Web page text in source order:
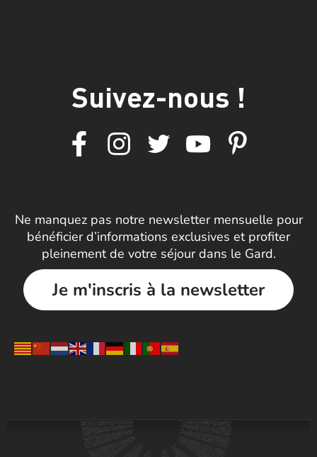
Suivez-nous !
Ne manquez pas notre newsletter mensuelle pour
bénéficier d’informations exclusives et profiter
pleinement de votre séjour dans le Gard.
Je m'inscris à la newsletter